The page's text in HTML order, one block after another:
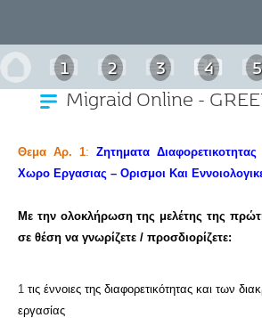
1 2 3 4 5
Migraid Online -
Θεμα Αρ. 1: Ζητηματα
Χωρο Εργασιας – Ορισμοι Και
Με την ολοκλήρωση της μελέτης της
σε θέση να γνωρίζετε / προσδιορίζετε:
1 τις έννοιες της διαφορετικότητας και των
εργασίας